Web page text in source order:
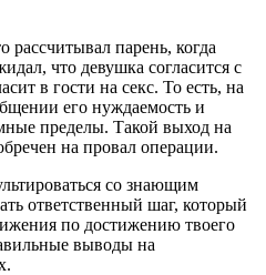
рассчитывал парень, когда
что девушка согласится с
в гости на секс. То есть, на
его нуждаемость и
пределы. Такой выход на
на провал операции.
со знающим
ответственный шаг, который
по достижению твоего
выводы на